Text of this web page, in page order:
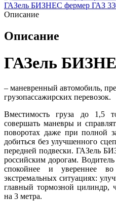
ГАЗель БИЗНЕС фермер ГАЗ
Описание
Описание
ГАЗель
– маневренный автомобиль,
грузопассажирских перевозок.
Вместимость груза до 1,5
совершать маневры и
поворотах даже при полной
добиться без улучшенного
передней подвески. ГАЗель
российским дорогам. Водитель
спокойнее и увереннее
экстремальных ситуациях:
главный тормозной цилиндр,
на 3 метра.